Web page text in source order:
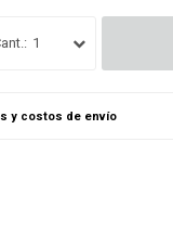
1
y costos de envío